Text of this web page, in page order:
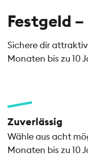
Festgeld
Sichere dir
Monaten bis zu 10
Zuverlässig
Wähle aus acht
Monaten bis zu 10